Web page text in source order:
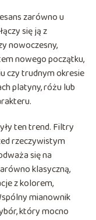
zarówno u
się ją z
nowoczesny,
nowego początku,
czy trudnym okresie
platyny, różu lub
ten trend. Filtry
rzeczywistym
się na
klasyczną,
z kolorem,
mianownik
który mocno